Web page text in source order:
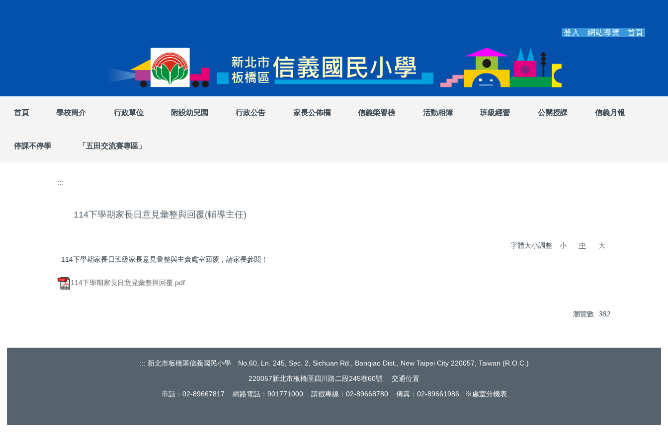
::: 登入 網站導覽 首頁
首頁 學校簡介 行政單位 附設幼兒園 行政公告 家長公佈欄 信義榮譽榜 活動相簿 班級經營 公開授課 信義月報
停課不停學 「五田交流賽專區」
:::
114下學期家長日意見彙整與回覆(輔導主任)
字體大小調整 小 中
大
114下學期家長日班級家長意見彙整與主責處室回覆，請家長參閱！
114下學期家長日意見彙整與回覆.pdf
瀏覽數: 382
::: 新北市板橋區信義國民小學 No.60, Ln. 245, Sec. 2, Sichuan Rd., Banqiao Dist., New Taipei City 220057, Taiwan (R.O.C.)
220057新北市板橋區四川路二段245巷60號 交通位置
市話：02-89667817 網路電話：901771000 請假專線：02-89668780 傳真：02-89661986 ※處室分機表